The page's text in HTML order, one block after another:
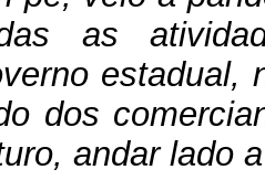
as
estadual,
dos
andar lado